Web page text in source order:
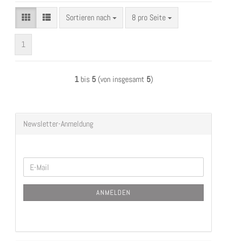
Sortieren nach
Sortieren nach 8 pro Seite
pro Seite
1
1bis 5(von insgesamt 5)
Newsletter-Anmeldung
WEITER
ZUR
NEWSLETTER-
E-
Mail
ANMELDEN